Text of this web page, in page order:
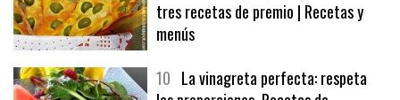
9Panecillos, gazpacho y bavarois,
tres recetas de premio | Recetas y
menús